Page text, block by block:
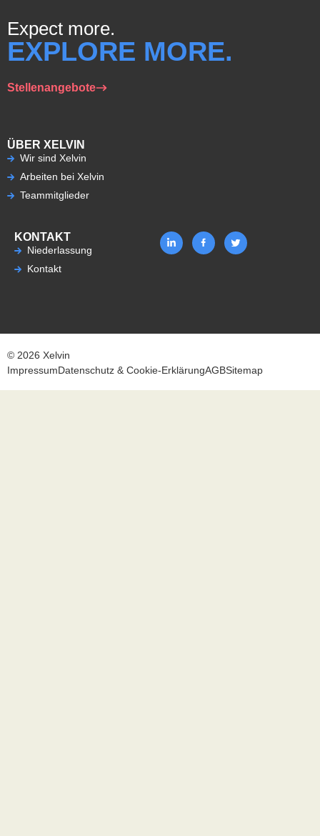
Expect more.
EXPLORE MORE.
Stellenangebote
ÜBER XELVIN
Wir sind Xelvin
Arbeiten bei Xelvin
Teammitglieder
KONTAKT
Niederlassung
Kontakt
© 2026 Xelvin
ImpressumDatenschutz & Cookie-ErklärungAGBSitemap